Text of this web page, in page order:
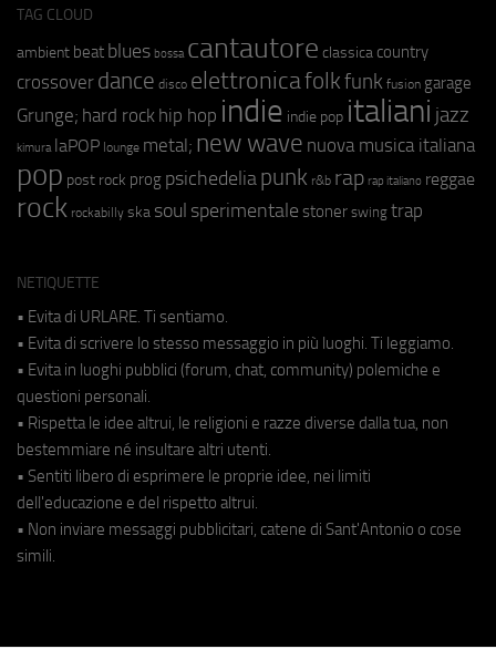
TAG CLOUD
ambient beat blues bossa cantautore classica country
crossover dance disco elettronicafolkfunk fusion garage
Grunge; hard rock hip hop indie indie pop italiani jazz
kimura laPOP lounge metal; new wave nuova musica italiana
pop post rock prog psichedeliapunk r&b rap rap italiano reggae
rock rockabilly ska soul sperimentale stoner swing trap
NETIQUETTE
• Evita di URLARE. Ti sentiamo.
• Evita di scrivere lo stesso messaggio in più luoghi. Ti leggiamo.
• Evita in luoghi pubblici (forum, chat, community) polemiche e
questioni personali.
• Rispetta le idee altrui, le religioni e razze diverse dalla tua, non
bestemmiare né insultare altri utenti.
• Sentiti libero di esprimere le proprie idee, nei limiti
dell'educazione e del rispetto altrui.
• Non inviare messaggi pubblicitari, catene di Sant'Antonio o cose
simili.